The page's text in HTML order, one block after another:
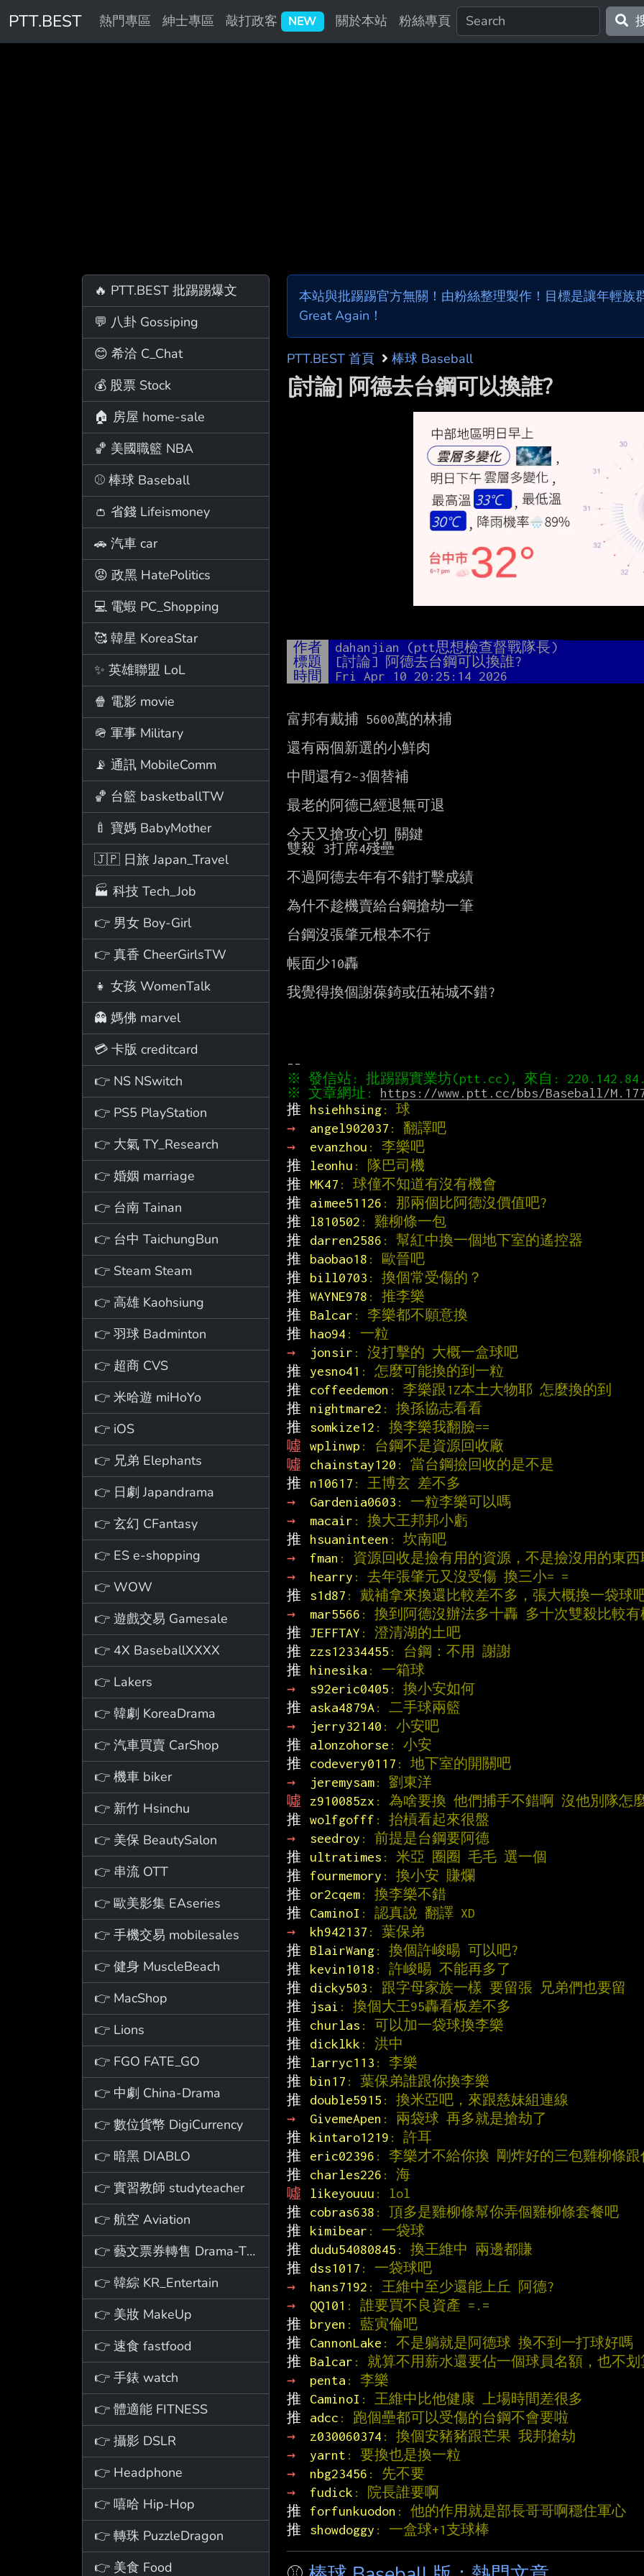
PTT.BEST 熱門專區 紳士專區 敲打政客 NEW 關於本站 粉絲專頁
🔥 PTT.BEST 批踢踢爆文
💬 八卦 Gossiping
😊 希洽 C_Chat
💰 股票 Stock
🏠 房屋 home-sale
🏀 美國職籃 NBA
⚾ 棒球 Baseball
👛 省錢 Lifeismoney
🚗 汽車 car
😡 政黑 HatePolitics
💻 電蝦 PC_Shopping
🥰 韓星 KoreaStar
✨ 英雄聯盟 LoL
🍿 電影 movie
🪖 軍事 Military
📡 通訊 MobileComm
🏀 台籃 basketballTW
🍼 寶媽 BabyMother
🇯🇵 日旅 Japan_Travel
🏭 科技 Tech_Job
👉 男女 Boy-Girl
👉 真香 CheerGirlsTW
👧 女孩 WomenTalk
👻 媽佛 marvel
💳 卡版 creditcard
👉 NS NSwitch
👉 PS5 PlayStation
👉 大氣 TY_Research
👉 婚姻 marriage
👉 台南 Tainan
👉 台中 TaichungBun
👉 Steam Steam
👉 高雄 Kaohsiung
👉 羽球 Badminton
👉 超商 CVS
👉 米哈遊 miHoYo
👉 iOS
👉 兄弟 Elephants
👉 日劇 Japandrama
👉 玄幻 CFantasy
👉 ES e-shopping
👉 WOW
👉 遊戲交易 Gamesale
👉 4X BaseballXXXX
👉 Lakers
👉 韓劇 KoreaDrama
👉 汽車買賣 CarShop
👉 機車 biker
👉 新竹 Hsinchu
👉 美保 BeautySalon
👉 串流 OTT
👉 歐美影集 EAseries
👉 手機交易 mobilesales
👉 健身 MuscleBeach
👉 MacShop
👉 Lions
👉 FGO FATE_GO
👉 中劇 China-Drama
👉 數位貨幣 DigiCurrency
👉 暗黑 DIABLO
👉 實習教師 studyteacher
👉 航空 Aviation
👉 藝文票券轉售 Drama-Ticket
👉 韓綜 KR_Entertain
👉 美妝 MakeUp
👉 速食 fastfood
👉 手錶 watch
👉 體適能 FITNESS
👉 攝影 DSLR
👉 Headphone
👉 嘻哈 Hip-Hop
👉 轉珠 PuzzleDragon
👉 美食 Food
本站與批踢踢官方無關！由粉絲整理製作！目標是讓年輕族
Great Again！
PTT.BEST 首頁 棒球 Baseball
[討論] 阿德去台鋼可以換誰?
作者
dahanjian (ptt思想檢查督戰隊長)
標題
[討論] 阿德去台鋼可以換誰?
時間
Fri Apr 10 20:25:14 2026
富邦有戴捕 5600萬的林捕
還有兩個新選的小鮮肉
中間還有2~3個替補
最老的阿德已經退無可退
今天又搶攻心切 關鍵
雙殺 3打席4殘壘
不過阿德去年有不錯打擊成績
為什不趁機賣給台鋼搶劫一筆
台鋼沒張肇元根本不行
帳面少10轟
我覺得換個謝葆錡或伍祐城不錯?
※ 文章網址: https://www.ptt.cc/bbs/Baseball/
推
hsiehhsing: 球
→
angel902037 : 翻譯吧
→
evanzhou : 李樂吧
推
leonhu : 隊巴司機
推
MK47 : 球僮不知道有沒有機會
推
aimee51126 : 那兩個比阿德沒價值吧?
推
l810502 : 雞柳條一包
推
darren2586 : 幫紅中換一個地下室的遙控器
推
baobao18 : 歐晉吧
推
bill0703 : 換個常受傷的？
推 WAYNE978 : 推李樂
推
Balcar : 李樂都不願意換
推
hao94 : 一粒
→
jonsir : 沒打擊的 大概一盒球吧
推
yesno41 : 怎麼可能換的到一粒
推
coffeedemon : 李樂跟1Z本土大物耶 怎麼換的到
推
nightmare2 : 換孫協志看看
推
somkize12 : 換李樂我翻臉==
噓 wplinwp : 台鋼不是資源回收廠
噓
chainstay120 : 當台鋼撿回收的是不是
推
n10617 : 王博玄 差不多
→
Gardenia0603 : 一粒李樂可以嗎
→
macair : 換大王邦邦小虧
推
hsuaninteen : 坎南吧
→
fman : 資源回收是撿有用的資源，不是撿沒用的東西
→
hearry : 去年張肇元又沒受傷 換三小= =
推
s1d87 : 戴補拿來換還比較差不多，張大概換一袋球
→
mar5566 : 換到阿德沒辦法多十轟 多十次雙殺比較有
推 JEFFTAY : 澄清湖的土吧
推
zzs12334455 : 台鋼：不用 謝謝
推
hinesika : 一箱球
→
s92eric0405 : 換小安如何
推
aska4879A: 二手球兩籃
→
jerry32140 : 小安吧
推
alonzohorse : 小安
推
codevery0117 : 地下室的開關吧
→
jeremysam: 劉東洋
噓
z910085zx : 為啥要換 他們捕手不錯啊 沒他別隊怎
推 wolfgofff : 抬槓看起來很盤
→
seedroy : 前提是台鋼要阿德
推
ultratimes : 米亞 圈圈 毛毛 選一個
推
fourmemory : 換小安 賺爛
推
or2cqem: 換李樂不錯
推
CaminoI : 認真說 翻譯 XD
→
kh942137 : 葉保弟
推
BlairWang: 換個許峻暘 可以吧?
推
kevin1018 : 許峻暘 不能再多了
推
dicky503 : 跟字母家族一樣 要留張 兄弟們也要留
推
jsai : 換個大王95轟看板差不多
推
churlas : 可以加一袋球換李樂
推
dicklkk : 洪中
推
larryc113 : 李樂
推
bin17 : 葉保弟誰跟你換李樂
推
double5915 : 換米亞吧，來跟慈妹組連線
→
GivemeApen : 兩袋球 再多就是搶劫了
推
kintaro1219 : 許耳
推
eric02396 : 李樂才不給你換 剛炸好的三包雞柳條跟
推
charles226 : 海
噓
likeyouuu : lol
推
cobras638 : 頂多是雞柳條幫你弄個雞柳條套餐吧
推
kimibear : 一袋球
推
dudu54080845 : 換王維中 兩邊都賺
推
dss1017 : 一袋球吧
→
hans7192 : 王維中至少還能上丘 阿德?
→
QQ101 : 誰要買不良資產 =.=
推
bryen : 藍寅倫吧
推
CannonLake : 不是躺就是阿德球 換不到一打球好嗎
推
Balcar : 就算不用薪水還要佔一個球員名額，也不划
→
penta : 李樂
推
CaminoI : 王維中比他健康 上場時間差很多
推
adcc : 跑個壘都可以受傷的台鋼不會要啦
→
z030060374 : 換個安豬豬跟芒果 我邦搶劫
→
yarnt : 要換也是換一粒
→
nbg23456 : 先不要
→
fudick : 院長誰要啊
推
forfunkuodon : 他的作用就是部長哥哥啊穩住軍心
推
showdoggy : 一盒球+1支球棒